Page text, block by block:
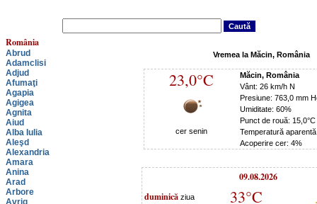
România
Abrud
Adamclisi
Adjud
Afumaţi
Agapia
Agigea
Agnita
Aiud
Alba Iulia
Aleşd
Alexandria
Amara
Anina
Arad
Arbore
Avrig
Vremea la Măcin, România
23,0°C
cer senin
Măcin, România
Vânt: 26 km/h N
Presiune: 763,0 mm
Umiditate: 60%
Punct de rouă: 15,0°C
Temperatură
Acoperire cer: 4%
09.08.2026
duminică ziua 33°C